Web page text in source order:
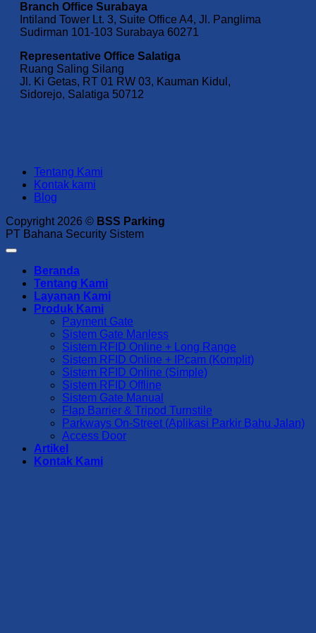
Branch Office Surabaya
Intiland Tower Lt. 3, Suite Office A4, Jl. Panglima
Sudirman 101-103 Surabaya 60271
Representative Office Salatiga
Ruang Saling Silang
Jl. Ki Getas, RT 01 RW 03, Kauman Kidul,
Sidorejo, Salatiga 50712
Tentang Kami
Kontak kami
Blog
Copyright 2026 © BSS Parking
PT Bahana Security Sistem
Beranda
Tentang Kami
Layanan Kami
Produk Kami
Payment Gate
Sistem Gate Manless
Sistem RFID Online + Long Range
Sistem RFID Online + IPcam (Komplit)
Sistem RFID Online (Simple)
Sistem RFID Offline
Sistem Gate Manual
Flap Barrier & Tripod Turnstile
Parkways On-Street (Aplikasi Parkir Bahu Jalan)
Access Door
Artikel
Kontak Kami